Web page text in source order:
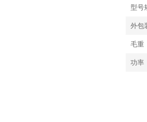
型号
外包
毛重
功率